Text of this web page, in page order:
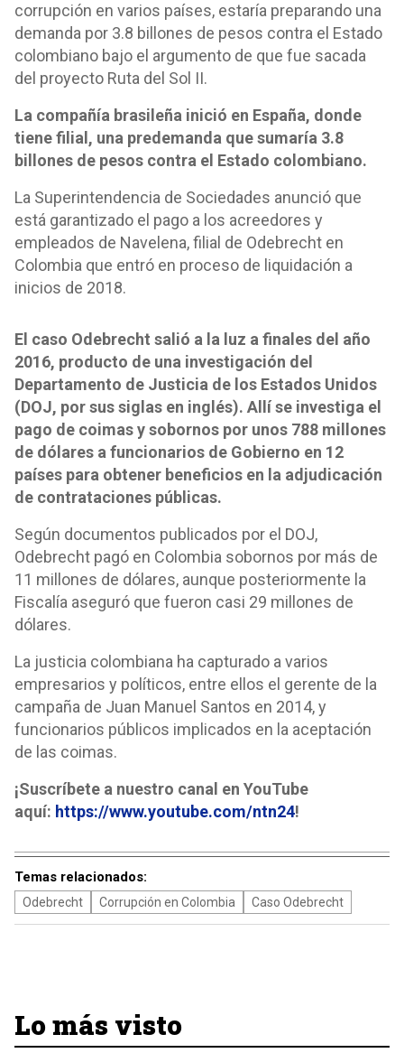
corrupción en varios países, estaría preparando una
demanda por 3.8 billones de pesos contra el Estado
colombiano bajo el argumento de que fue sacada
del proyecto Ruta del Sol II.
La compañía brasileña inició en España, donde
tiene filial, una predemanda que sumaría 3.8
billones de pesos contra el Estado colombiano.
La Superintendencia de Sociedades anunció que
está garantizado el pago a los acreedores y
empleados de Navelena, filial de Odebrecht en
Colombia que entró en proceso de liquidación a
inicios de 2018.
El caso Odebrecht salió a la luz a finales del año
2016, producto de una investigación del
Departamento de Justicia de los Estados Unidos
(DOJ, por sus siglas en inglés). Allí se investiga el
pago de coimas y sobornos por unos 788 millones
de dólares a funcionarios de Gobierno en 12
países para obtener beneficios en la adjudicación
de contrataciones públicas.
Según documentos publicados por el DOJ,
Odebrecht pagó en Colombia sobornos por más de
11 millones de dólares, aunque posteriormente la
Fiscalía aseguró que fueron casi 29 millones de
dólares.
La justicia colombiana ha capturado a varios
empresarios y políticos, entre ellos el gerente de la
campaña de Juan Manuel Santos en 2014, y
funcionarios públicos implicados en la aceptación
de las coimas.
¡Suscríbete a nuestro canal en YouTube
aquí: https://www.youtube.com/ntn24!
Temas relacionados:
Odebrecht Corrupción en Colombia Caso Odebrecht
Lo más visto